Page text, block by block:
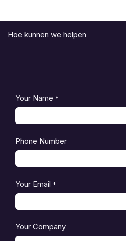
Hoe kunnen we helpen
Your Name *
Phone Number
Your Email *
Your Company